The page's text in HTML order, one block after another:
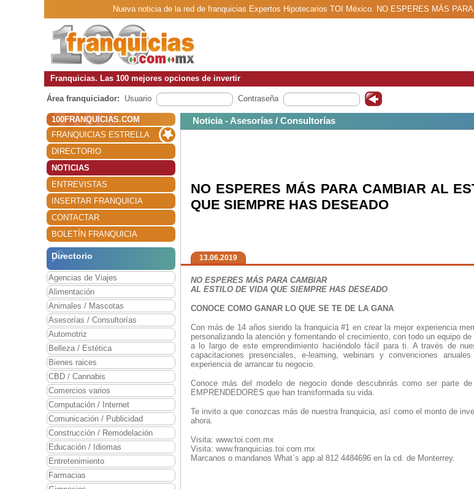
Nueva noticia de la red de franquicias Expertos Hipotecarios TOI México. NO ESPERES MÁS
Franquicias. Las 100 mejores opciones de invertir
Área franquiciador: Usuario Contraseña
100FRANQUICIAS.COM
FRANQUICIAS ESTRELLA
DIRECTORIO
NOTICIAS
ENTREVISTAS
INSERTAR FRANQUICIA
CONTACTAR
BOLETÍN FRANQUICIA
Directorio
Agencias de Viajes
Alimentación
Animales / Mascotas
Asesorías / Consultorías
Automotriz
Belleza / Estética
Bienes raices
CBD / Cannabis
Comercios varios
Computación / Internet
Comunicación / Publicidad
Construcción / Remodelación
Educación / Idiomas
Entretenimiento
Farmacias
Noticia - Asesorías / Consultorías
NO ESPERES MÁS PARA CAMBIAR AL
QUE SIEMPRE HAS DESEADO
13.06.2019
NO ESPERES MÁS PARA CAMBIAR
AL ESTILO DE VIDA QUE SIEMPRE HAS DESEADO
CONOCE COMO GANAR LO QUE SE TE DE LA GANA
Con más de 14 años siendo la franquicia #1 en crear la mejor experiencia
personalizando la atención y fomentando el crecimiento, con todo un equipo
a lo largo de este emprendimiento haciéndolo fácil para ti. A través de
capacitaciones presenciales, e-learning, webinars y convenciones
experiencia de arrancar tu negocio.
Conoce más del modelo de negocio donde descubrirás como ser parte
EMPRENDEDORES que han transformada su vida.
Te invito a que conozcas más de nuestra franquicia, así como el monto de
ahora.
Visita: www.toi.com.mx
Visita: www.franquicias.toi.com.mx
Marcanos o mandanos What´s app al 812 4484696 en la cd. de Monterrey.